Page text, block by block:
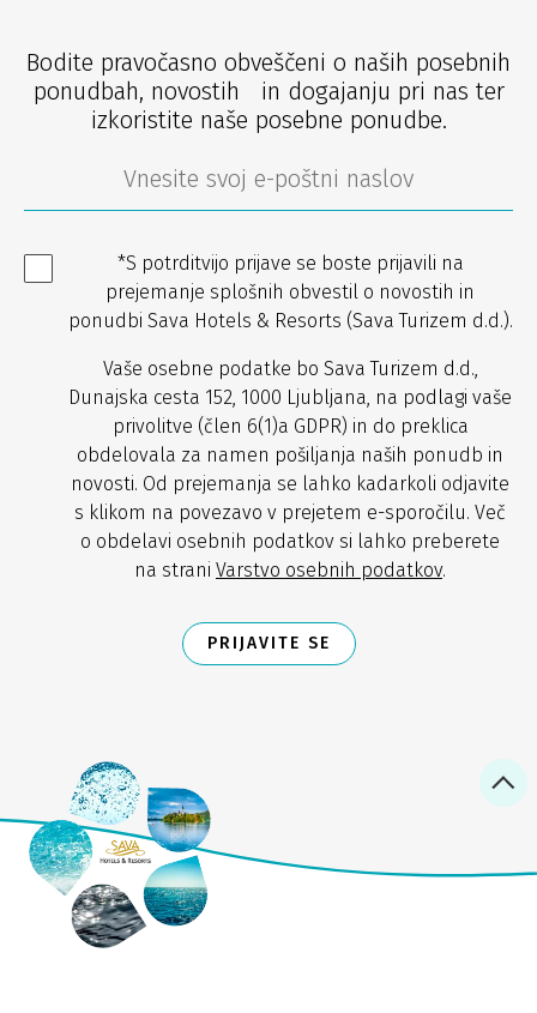
Bodite pravočasno obveščeni o naših posebnih
ponudbah, novostih in dogajanju pri nas ter
izkoristite naše posebne ponudbe.
*S potrditvijo prijave se boste prijavili na
prejemanje splošnih obvestil o novostih in
ponudbi Sava Hotels & Resorts (Sava Turizem d.d.).
Vaše osebne podatke bo Sava Turizem d.d.,
Dunajska cesta 152, 1000 Ljubljana, na podlagi vaše
privolitve (člen 6(1)a GDPR) in do preklica
obdelovala za namen pošiljanja naših ponudb in
novosti. Od prejemanja se lahko kadarkoli odjavite
s klikom na povezavo v prejetem e-sporočilu. Več
o obdelavi osebnih podatkov si lahko preberete
na strani Varstvo osebnih podatkov.
PRIJAVITE SE